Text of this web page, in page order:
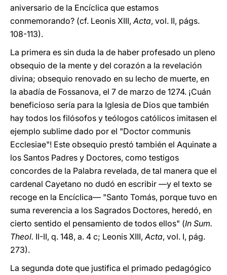
aniversario de la Encíclica que estamos
conmemorando? (cf. Leonis XIII,Acta, vol. II, págs.
108-113).
La primera es sin duda la de haber profesado un pleno
obsequio de la mente y del corazón a la revelación
divina; obsequio renovado en su lecho de muerte, en
la abadía de Fossanova, el 7 de marzo de 1274. ¡Cuán
beneficioso sería para la Iglesia de Dios que también
hay todos los filósofos y teólogos católicos imitasen el
ejemplo sublime dado por el "Doctor communis
Ecclesiae"! Este obsequio prestó también el Aquinate a
los Santos Padres y Doctores, como testigos
concordes de la Palabra revelada, de tal manera que el
cardenal Cayetano no dudó en escribir —y el texto se
recoge en la Encíclica— "Santo Tomás, porque tuvo en
suma reverencia a los Sagrados Doctores, heredó, en
cierto sentido el pensamiento de todos ellos" (In Sum.
Theol. II-II, q. 148, a. 4 c; Leonis XIII,Acta, vol. I, pág.
273).
La segunda dote que justifica el primado pedagógico